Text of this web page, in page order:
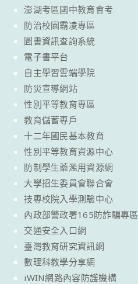
澎湖考區國中教育會考
防治校園霸凌專區
圖書資訊查詢系統
電子書平台
自主學習雲端學院
防災宣導網站
性別平等教育專區
教育儲蓄專戶
十二年國民基本教育
性別平等教育資源中心
防制學生藥濫用資源網
大學招生委員會聯合會
技專校院入學測驗中心
內政部警政署165防詐騙專區
交通安全入口網
臺灣教育研究資訊網
數理科教學分享網
iWIN網路內容防護機構